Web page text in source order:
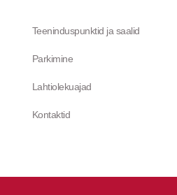
Teeninduspunktid ja saalid
Parkimine
Lahtiolekuajad
Kontaktid